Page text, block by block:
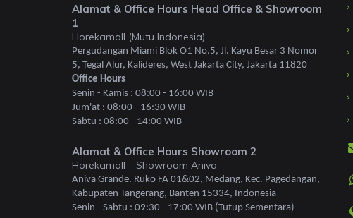
Alamat & Office Hours Head Office & Showroom
1
Horekamall (Mutu Indonesia)
Pergudangan Miami Blok O1 No.5, Jl. Kayu Besar 3 Nomor
5, Tegal Alur, Kalideres, West Jakarta City, Jakarta 11820
Office Hours
Senin - Kamis : 08:00 - 16:00 WIB
Jum'at : 08:00 - 16:30 WIB
Sabtu : 08:00 - 14:00 WIB
Alamat & Office Hours Showroom 2
Horekamall – Showroom Aniva
Aniva Grande. Ruko FA 01&02, Medang, Kec. Pagedangan,
Kabupaten Tangerang, Banten 15334, Indonesia
Senin - Sabtu : 09:30 - 17:00 WIB (Tutup Sementara)